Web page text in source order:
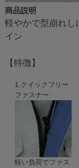
商品説明
軽やかで型崩れし
イン
【特徴】
1.クイックフリー
ファスナー
軽い負荷でファス